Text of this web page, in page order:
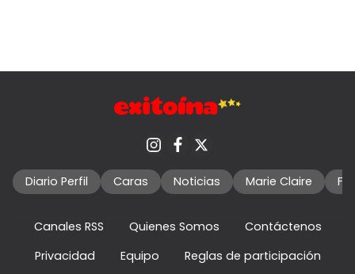
Diario Perfil Caras Noticias Marie Claire
Canales RSS Quienes Somos
Contáctenos
Privacidad
Equipo Reglas de participación